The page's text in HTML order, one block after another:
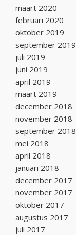
maart 2020
februari 2020
oktober 2019
september 2019
juli 2019
juni 2019
april 2019
maart 2019
december 2018
november 2018
september 2018
mei 2018
april 2018
januari 2018
december 2017
november 2017
oktober 2017
augustus 2017
juli 2017